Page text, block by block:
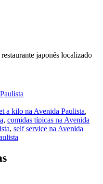
japonês localizado
a kilo na Avenida Paulista,
, comidas típicas na Avenida
, self service na Avenida